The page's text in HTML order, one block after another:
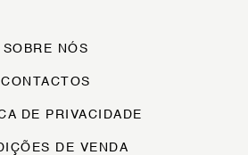
SOBRE NÓS
CONTACTOS
DE PRIVACIDADE
DE VENDA